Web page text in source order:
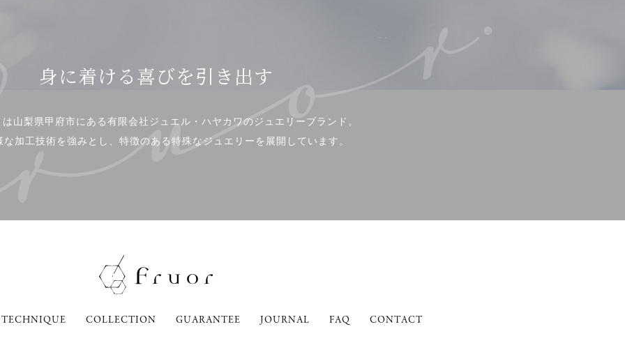
身に着ける喜びを引き出す
山梨県甲府市にある有限会社ジュエル・ハヤカワのジュエリーブランド。
な加工技術を強みとし、特徴のある特殊なジュエリーを展開しています。
TECHNIQUE COLLECTION GUARANTEE JOURNAL FAQ CONTACT